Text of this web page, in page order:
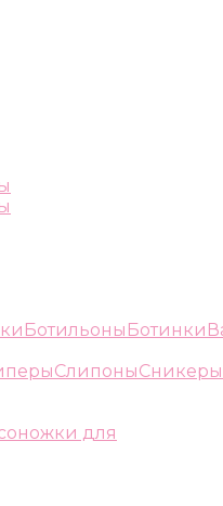
Ботильоны Ботинки
СлипоныСникеры
для